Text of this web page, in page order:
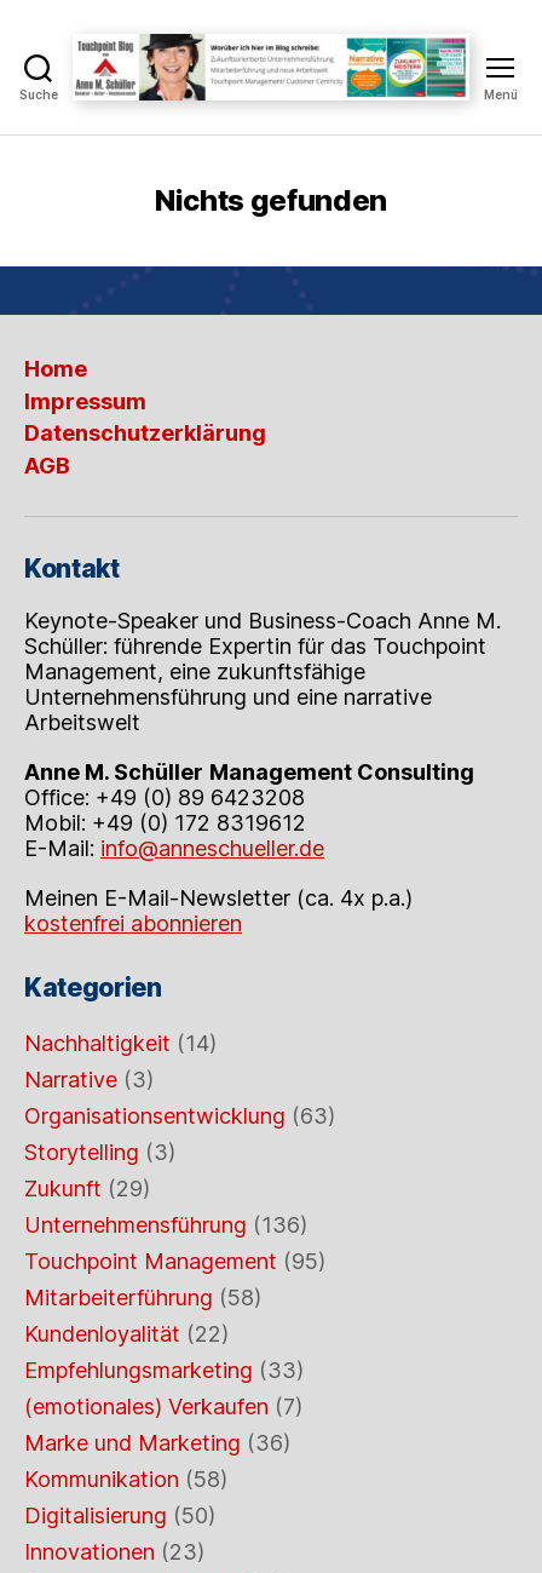
Suche
Touchpoint
Blog
M.
Schüller
Menü
Nichts gefunden
Home
Impressum
Datenschutzerklärung
AGB
Kontakt
Keynote-Speaker und Business-Coach Anne M.
Schüller: führende Expertin für das Touchpoint
Management, eine zukunftsfähige
Unternehmensführung und eine narrative
Arbeitswelt
Anne M. Schüller Management Consulting
Office: +49 (0) 89 6423208
Mobil: +49 (0) 172 8319612
E-Mail: info@anneschueller.de
Meinen E-Mail-Newsletter (ca. 4x p.a.)
kostenfrei abonnieren
Kategorien
Nachhaltigkeit (14)
Narrative (3)
Organisationsentwicklung (63)
Storytelling (3)
Zukunft (29)
Unternehmensführung (136)
Touchpoint Management (95)
Mitarbeiterführung (58)
Kundenloyalität (22)
Empfehlungsmarketing (33)
(emotionales) Verkaufen (7)
Marke und Marketing (36)
Kommunikation (58)
Digitalisierung (50)
Innovationen (23)